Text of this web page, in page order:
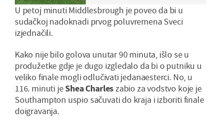
U petoj minuti Middlesbrough je poveo da bi u
sudačkoj nadoknadi prvog poluvremena Sveci
izjednačili.
Kako nije bilo golova unutar 90 minuta, išlo se u
produžetke gdje je dugo izgledalo da bi o putniku u
veliko finale mogli odlučivati jedanaesterci. No, u
116. minuti jeShea Charleszabio za vodstvo koje je
Southampton uspio sačuvati do kraja i izboriti finale
doigravanja.